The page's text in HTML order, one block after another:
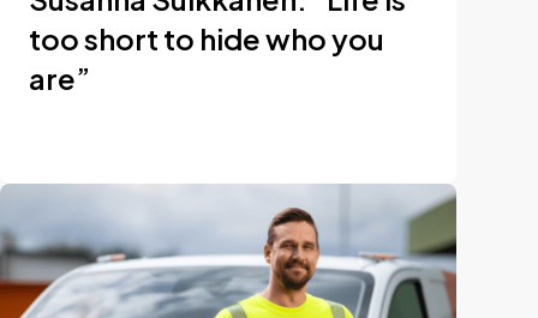
too short to hide who you
are”